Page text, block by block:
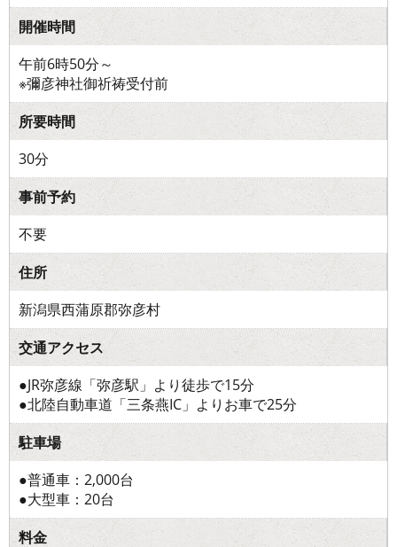
開催時間
午前6時50分～
※彌彦神社御祈祷受付前
所要時間
30分
事前予約
不要
住所
新潟県西蒲原郡弥彦村
交通アクセス
●JR弥彦線「弥彦駅」より徒歩で15分
●北陸自動車道「三条燕IC」よりお車で25分
駐車場
●普通車：2,000台
●大型車：20台
料金